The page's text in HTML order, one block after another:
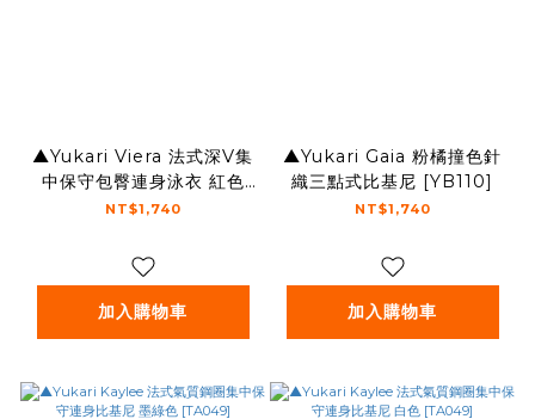
▲Yukari Viera 法式深V集
中保守包臀連身泳衣 紅色
[TA048]
NT$1,740
加入購物車
▲Yukari Gaia 粉橘撞色針
織三點式比基尼 [YB110]
NT$1,740
加入購物車